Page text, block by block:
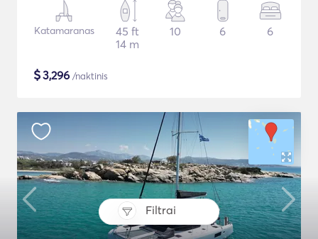
Filtrai
Katamaranas
45 ft
14 m
10 6 6
$3,296 /naktinis